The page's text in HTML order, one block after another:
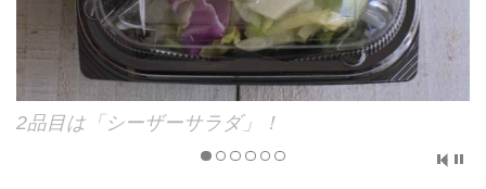
2品目は「シーザーサラダ」！